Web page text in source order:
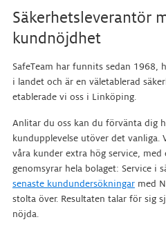
Säkerhetsleverantör
kundnöjdhet
SafeTeam har funnits sedan 1968,
i landet och är en väletablerad
etablerade vi oss i Linköping.
Anlitar du oss kan du förvänta dig
kundupplevelse utöver det vanliga.
våra kunder extra hög service,
genomsyrar hela bolaget: Service i
senaste kundundersökningarmed
stolta över. Resultaten talar för sig
nöjda.